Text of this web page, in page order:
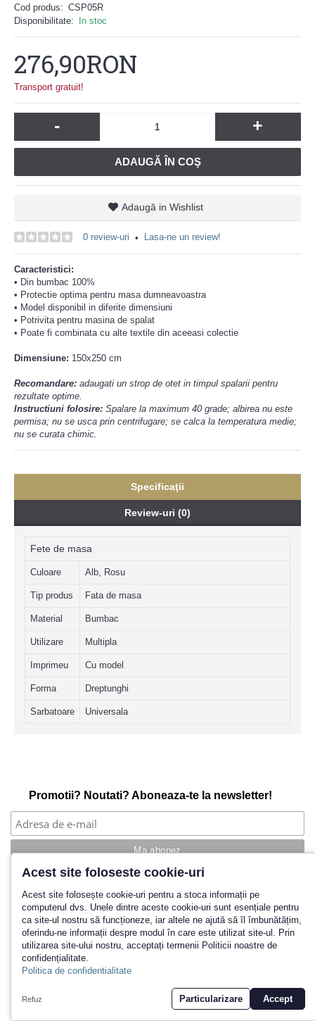
Cod produs: CSP05R
Disponibilitate:
In stoc
276,90RON
Transport gratuit!
- +
ADAUGĂ ÎN COŞ
Adaugă in Wishlist
0 review-uri • Lasa-ne un review!
Caracteristici:
• Din bumbac 100%
• Protectie optima pentru masa dumneavoastra
• Model disponibil in diferite dimensiuni
• Potrivita pentru masina de spalat
• Poate fi combinata cu alte textile din aceeasi colectie
Dimensiune: 150x250 cm
Recomandare: adaugati un strop de otet in timpul spalarii pentru
rezultate optime.
Instructiuni folosire: Spalare la maximum 40 grade; albirea nu este
permisa; nu se usca prin centrifugare; se calca la temperatura medie;
nu se curata chimic.
Specificaţii
Review-uri (0)
Fete de masa
Culoare Alb, Rosu
Tip produs Fata de masa
Material Bumbac
Utilizare Multipla
Imprimeu Cu model
Forma Dreptunghi
Sarbatoare Universala
Promotii? Noutati? Aboneaza-te la newsletter!
Povestea noastra
Cum cumpar?
Termeni si conditii
Politica de retur
Contact
Inregistrare
© 2026 Yankeeland SRL
Acest site foloseste cookie-uri
Acest site folosește cookie-uri pentru a stoca informații pe
computerul dvs. Unele dintre aceste cookie-uri sunt esențiale pentru
ca site-ul nostru să funcționeze, iar altele ne ajută să îl îmbunătățim,
oferindu-ne informații despre modul în care este utilizat site-ul. Prin
utilizarea site-ului nostru, acceptați termenii Politicii noastre de
confidențialitate.
Politica de confidentialitate
Refuz Particularizare Accept